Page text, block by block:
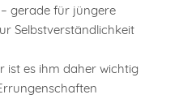
gerade für jüngere
Selbstverständlichkeit
ist es ihm daher wichtig